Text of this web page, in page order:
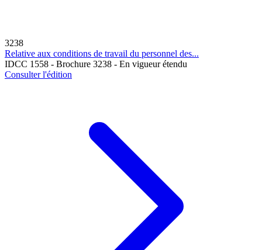
3238
Relative aux conditions de travail du personnel des...
IDCC 1558 - Brochure 3238 - En vigueur étendu
Consulter l'édition